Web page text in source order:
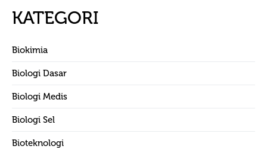
KATEGORI
Biokimia
Biologi Dasar
Biologi Medis
Biologi Sel
Bioteknologi